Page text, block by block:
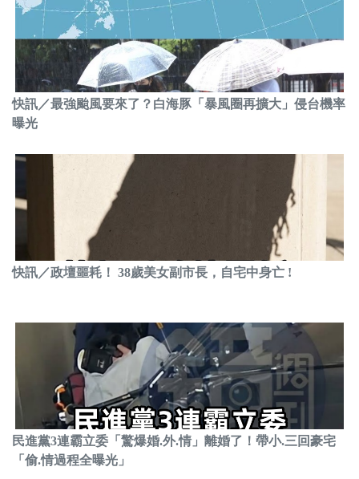
快訊／最強颱風要來了？白海豚「暴風圈再擴大」侵台機率
曝光
快訊／政壇噩耗！ 38歲美女副市長，自宅中身亡 !
民進黨3連霸立委「驚爆婚.外.情」離婚了！帶小.三回豪宅
「偷.情過程全曝光」